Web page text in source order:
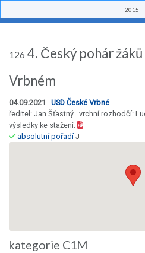
2015
126 4. Český pohár
Vrbném
04.09.2021 USD České Vrbné
ředitel: Jan Šťastný vrchní rozhodčí:
výsledky ke stažení:
absolutní pořadíJ
kategorie C1M